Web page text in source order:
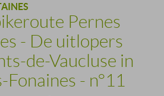
Pernes
- De uitlopers
de-Vaucluse in
Fonaines - n°11